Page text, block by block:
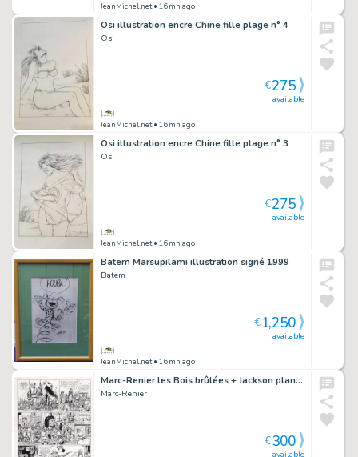
JeanMichel.net• 16mn ago
Osi illustration encre Chine fille plage n° 4
Osi
JeanMichel.net• 16mn ago
available
€275
Osi illustration encre Chine fille plage n° 3
Osi
JeanMichel.net• 16mn ago
available
€275
Batem Marsupilami illustration signé 1999
Batem
JeanMichel.net• 16mn ago
available
€1,250
Marc-Renier les Bois brûlées + Jackson planches or
Marc-Renier
available
€300